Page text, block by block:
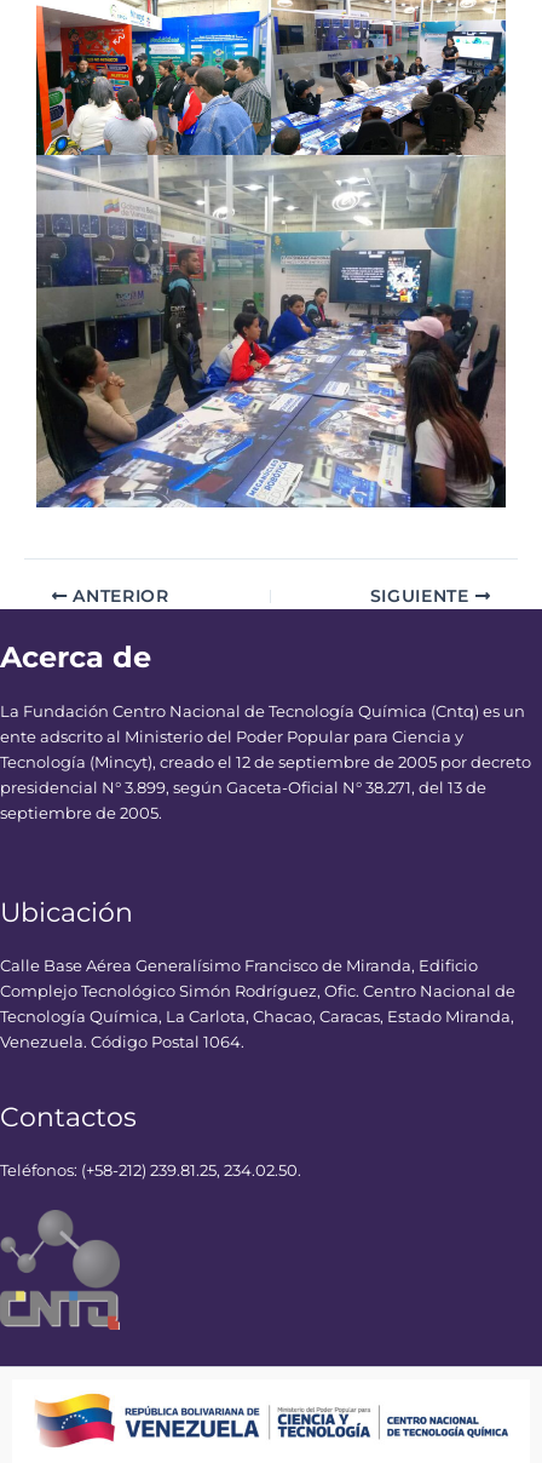
ANTERIOR SIGUIENTE
Acerca de
La Fundación Centro Nacional de Tecnología Química (Cntq) es un
ente adscrito al Ministerio del Poder Popular para Ciencia y
Tecnología (Mincyt), creado el 12 de septiembre de 2005 por decreto
presidencial N° 3.899, según Gaceta-Oficial N° 38.271, del 13 de
septiembre de 2005.
Ubicación
Calle Base Aérea Generalísimo Francisco de Miranda, Edificio
Complejo Tecnológico Simón Rodríguez, Ofic. Centro Nacional de
Tecnología Química, La Carlota, Chacao, Caracas, Estado Miranda,
Venezuela. Código Postal 1064.
Contactos
Teléfonos: (+58-212) 239.81.25, 234.02.50.